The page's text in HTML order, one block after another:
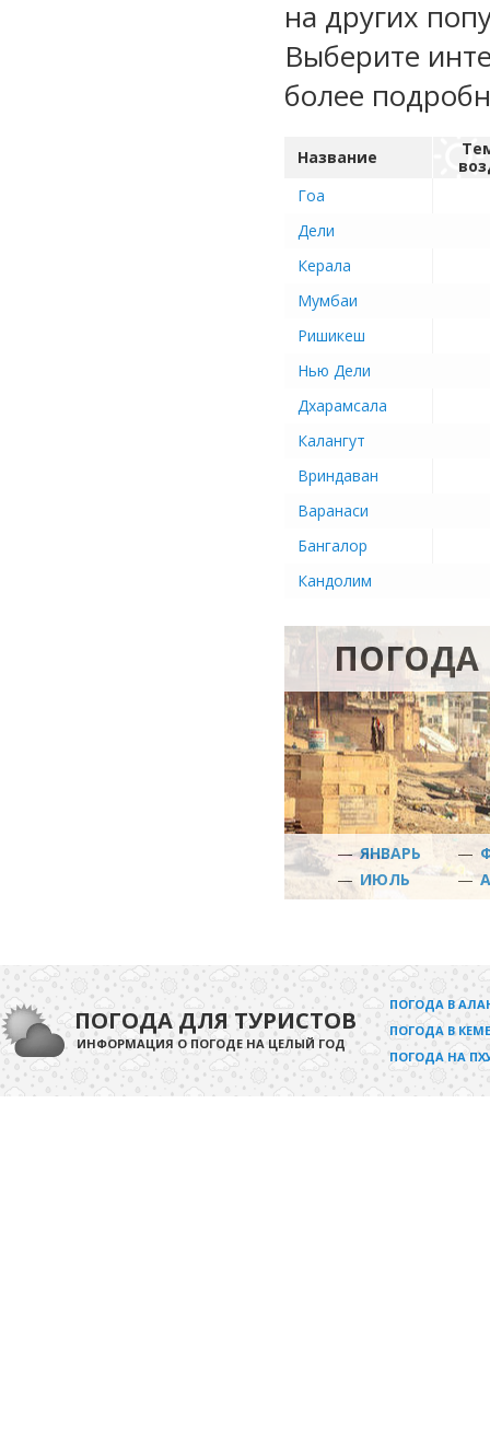
на других
Выберите
более
Название
Гоа
Дели
Керала
Мумбаи
Ришикеш
Нью Дели
Дхарамсала
Калангут
Вриндаван
Варанаси
Бангалор
Кандолим
ПОГОДА
—ЯНВАРЬ —
— ИЮЛЬ —
ПОГОДА ДЛЯ ТУРИСТОВ
ИНФОРМАЦИЯ О ПОГОДЕ НА ЦЕЛЫЙ ГОД
ПОГОДА В
ПОГОДА В
ПОГОДА НА